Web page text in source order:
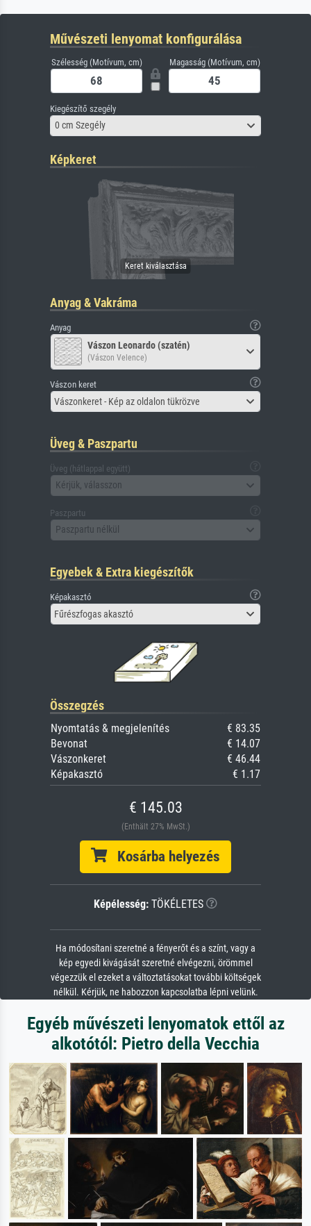
Művészeti lenyomat konfigurálása
Szélesség (Motívum, cm) Magasság (Motívum, cm)
Kiegészítő szegély
0 cm Szegély
Képkeret
Anyag & Vakráma
Anyag
Vászon Leonardo (szatén)
(Vászon Velence)
Vászon keret
Vászonkeret - Kép az oldalon tükrözve
Üveg & Paszpartu
Üveg (hátlappal együtt)
Kérjük, válasszon
Paszpartu
Paszpartu nélkül
Egyebek & Extra kiegészítők
Képakasztó
Fűrészfogas akasztó
Összegzés
Nyomtatás & megjelenítés
€ 83.35
Bevonat
€ 14.07
Vászonkeret
€ 46.44
Képakasztó
€ 1.17
€ 145.03
(Enthält 27% MwSt.)
Kosárba helyezés
Képélesség: TÖKÉLETES
Ha módosítani szeretné a fényerőt és a színt, vagy a
kép egyedi kivágását szeretné elvégezni, örömmel
végezzük el ezeket a változtatásokat további költségek
nélkül. Kérjük, ne habozzon kapcsolatba lépni velünk.
Egyéb művészeti lenyomatok ettől az
alkotótól: Pietro della Vecchia